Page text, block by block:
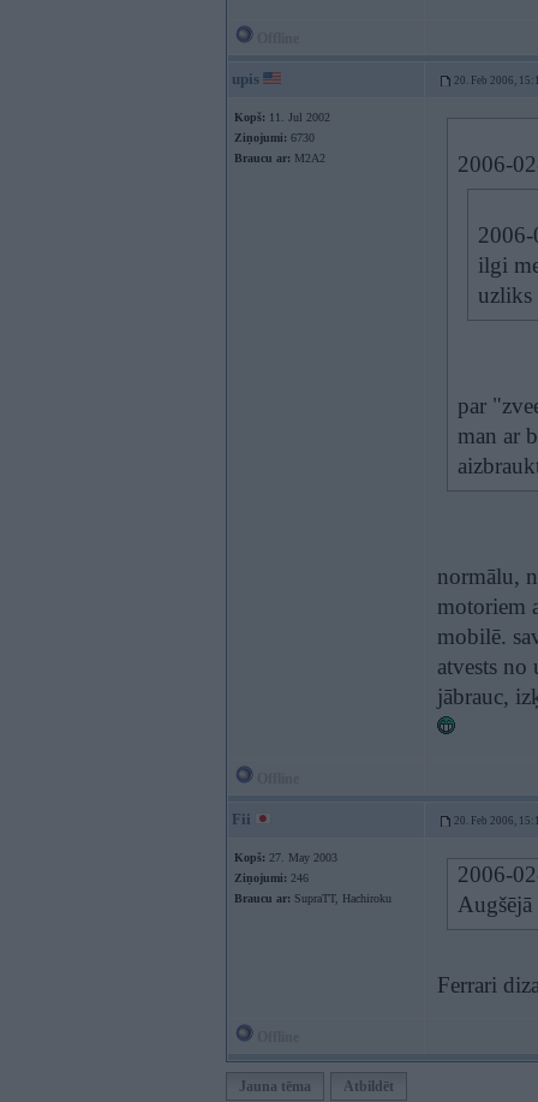
upis 20. Feb 2006,
Kopš: 11. Jul 2002
Ziņojumi: 6730
Braucu ar: M2A2 2006-
ilgi
uzliks
par
man ar
normālu,
motoriem
mobilē.
atvests no
jābrauc,
Fii 20. Feb 2006,
Kopš: 27. May 2003
Ziņojumi: 246
Braucu ar: SupraTT, Hachiroku
2006-
Ferrari
Jauna tēma Atbildēt